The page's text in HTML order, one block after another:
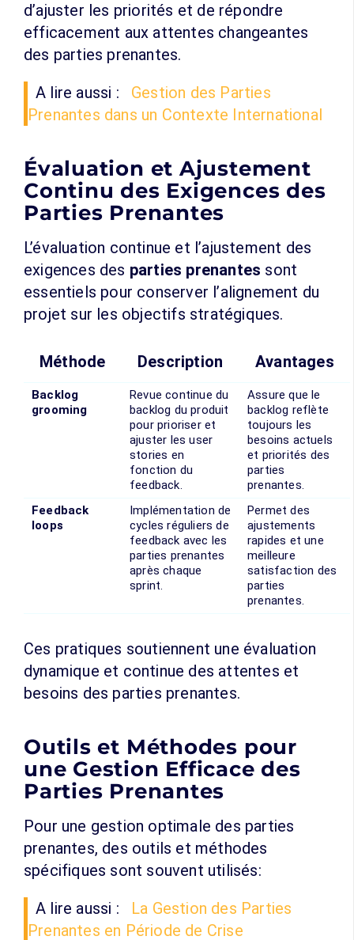
d’ajuster les priorités et de répondre
efficacement aux attentes changeantes
des parties prenantes.
A lire aussi :
Gestion des Parties
Prenantes dans un Contexte International
Évaluation et Ajustement
Continu des Exigences des
Parties Prenantes
L’évaluation continue et l’ajustement des
exigences des parties prenantes sont
essentiels pour conserver l’alignement du
projet sur les objectifs stratégiques.
Méthode Description Avantages
Backlog
grooming
Revue continue du
backlog du produit
pour prioriser et
ajuster les user
stories en
fonction du
feedback.
Assure que le
backlog reflète
toujours les
besoins actuels
et priorités des
parties
prenantes.
Feedback
loops
Implémentation de
cycles réguliers de
feedback avec les
parties prenantes
après chaque
sprint.
Permet des
ajustements
rapides et une
meilleure
satisfaction des
parties
prenantes.
Ces pratiques soutiennent une évaluation
dynamique et continue des attentes et
besoins des parties prenantes.
Outils et Méthodes pour
une Gestion Efficace des
Parties Prenantes
Pour une gestion optimale des parties
prenantes, des outils et méthodes
spécifiques sont souvent utilisés:
A lire aussi :
La Gestion des Parties
Prenantes en Période de Crise